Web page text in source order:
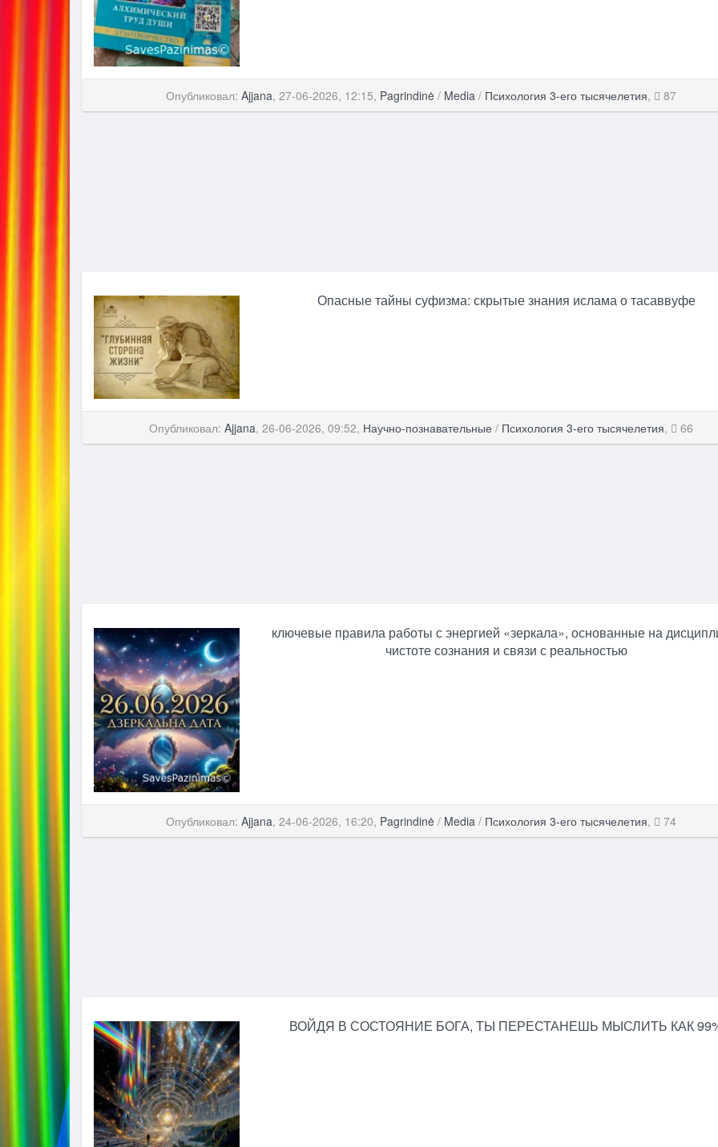
Опубликовал:Ajjana, 27-06-2026, 12:15, Pagrindinė / Media / Психология 3-его тысячелетия, 87
Опасные тайны суфизма: скрытые знания ислама о тасаввуфе
Опубликовал:Ajjana, 26-06-2026, 09:52, Научно-познавательные / Психология 3-его тысячелетия, 66
ключевые правила работы с энергией «зеркала», основанные на
чистоте сознания и связи с реальностью
Опубликовал:Ajjana, 24-06-2026, 16:20, Pagrindinė / Media / Психология 3-его тысячелетия, 74
ВОЙДЯ В СОСТОЯНИЕ БОГА, ТЫ ПЕРЕСТАНЕШЬ МЫСЛИТЬ КАК